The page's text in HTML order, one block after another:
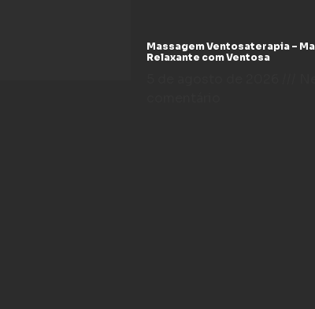
Massagem Ventosaterapia –
Relaxante com Ventosa